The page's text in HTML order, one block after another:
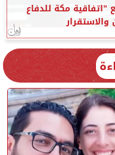
”اتفاقية مكة للدفاع
والاستقرار